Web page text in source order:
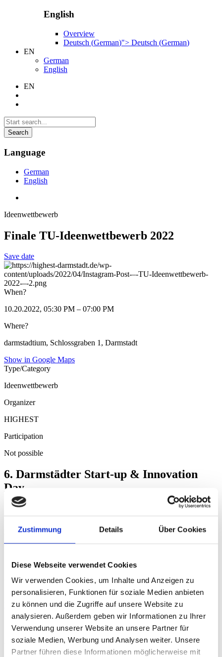
Zustimmung Details Über Cookies
Diese Webseite verwendet Cookies
Wir verwenden Cookies, um Inhalte und Anzeigen zu
personalisieren, Funktionen für soziale Medien anbieten
zu können und die Zugriffe auf unsere Website zu
analysieren. Außerdem geben wir Informationen zu Ihrer
Verwendung unserer Website an unsere Partner für
soziale Medien, Werbung und Analysen weiter. Unsere
Partner führen diese Informationen möglicherweise mit
English
Overview
Deutsch (German)"> Deutsch (German)
EN
German
English
EN
Search
Language
German
English
Ideenwettbewerb
Finale TU-Ideenwettbewerb 2022
Save date
When?
10.20.2022, 05:30 PM – 07:00 PM
Where?
darmstadtium, Schlossgraben 1, Darmstadt
Show in Google Maps
Type/Category
Ideenwettbewerb
Organizer
HIGHEST
Participation
Not possible
6. Darmstädter Start-up & Innovation
Day
Am 20. Oktober 2022 treffen in Darmstadt Founderspirit und
Innovationsgeist auf Wirtschaft, Wissenschaft und Politik. Mit einem
Speakers Corner, Lounge und einem Rahmenprogramm werden
verschiedene Dialogformate zum Austausch und Netzwerken
angeboten.
Das HIGHEST-Team hat ein vorausschauendes hybrides Konzept
für die größte Gründer:innen-Messe der RheinMain-Neckar-Region
entwickelt. So können wir flexibel auf die pandemische Situation im
Herbst reagieren.
Mehr Infos zum #Innoday2022 hier.
JETZT anmelden und einen
Ausstellungsstand sichern!